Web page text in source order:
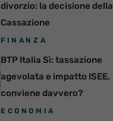
divorzio: la decisione della
Cassazione
FINANZA
BTP Italia Sì: tassazione
agevolata e impatto ISEE,
conviene davvero?
ECONOMIA